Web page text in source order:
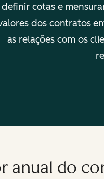
definir cotas e
dos contratos
as relações com os
anual do